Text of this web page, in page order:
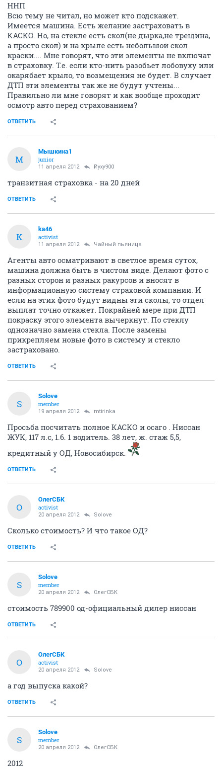
ННП
Всю тему не читал, но может кто подскажет.
Имеется машина. Есть желание застраховать в
КАСКО. Но, на стекле есть скол(не дырка,не трещина,
а просто скол) и на крыле есть небольшой скол
краски.... Мне говорят, что эти элементы не включат
в страховку. Т.е. если кто-нить разобьет лобовуху или
окарябает крыло, то возмещения не будет. В случает
ДТП эти элементы так же не будут учтены...
Правильно ли мне говорят и как вообще проходит
осмотр авто перед страхованием?
ОТВЕТИТЬ
М
Мышкина1
junior
11 апреля 2012 Йуху900
транзитная страховка - на 20 дней
ОТВЕТИТЬ
K
ka46
activist
11 апреля 2012 Чайный пьяница
Агенты авто осматривают в светлое время суток,
машина должна быть в чистом виде. Делают фото с
разных сторон и разных ракурсов и вносят в
информационную систему страховой компании. И
если на этих фото будут видны эти сколы, то отдел
выплат точно откажет. Покрайней мере при ДТП
покраску этого элемента вычеркнут. По стеклу
однозначно замена стекла. После замены
прикрепляем новые фото в систему и стекло
застраховано.
ОТВЕТИТЬ
S
Solove
member
19 апреля 2012 mtirinka
Просьба посчитать полное КАСКО и осаго . Ниссан
ЖУК, 117 л.с, 1.6. 1 водитель. 38 лет, ж. стаж 5,5,
кредитный у ОД, Новосибирск.
ОТВЕТИТЬ
О
ОлегСБК
activist
20 апреля 2012 Solove
Сколько стоимость? И что такое ОД?
ОТВЕТИТЬ
S
Solove
member
20 апреля 2012 ОлегСБК
стоимость 789900 од-официальный дилер ниссан
ОТВЕТИТЬ
О
ОлегСБК
activist
20 апреля 2012 Solove
а год выпуска какой?
ОТВЕТИТЬ
S
Solove
member
20 апреля 2012 ОлегСБК
2012